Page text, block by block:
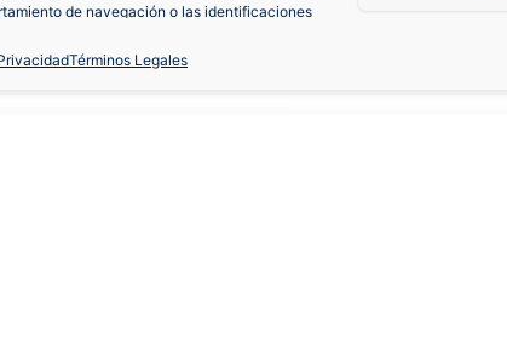
de navegación o las identificaciones
y funciones.
Términos Legales